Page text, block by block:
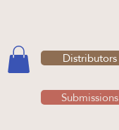
Distributors
Submissions